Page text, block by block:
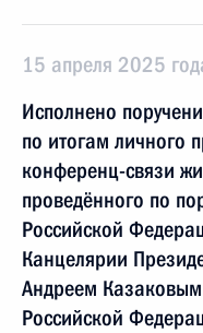
15 апреля 2025
Исполнено
по итогам личного
конференц-связи
проведённого по
Российской
Канцелярии
Андреем
Российской